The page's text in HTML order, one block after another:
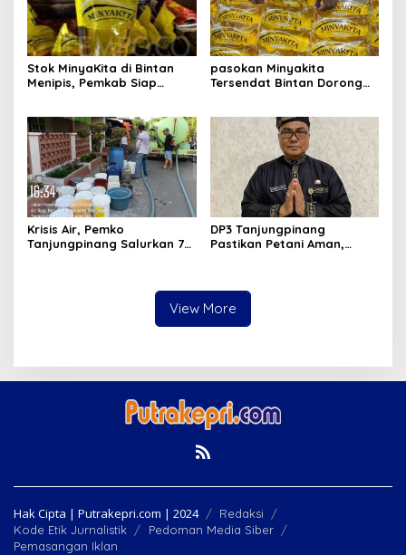
Stok MinyaKita di Bintan
Menipis, Pemkab Siap
pasokan Minyakita
Tersendat Bintan Dorong
Krisis Air, Pemko
Tanjungpinang Salurkan 75
DP3 Tanjungpinang
Pastikan Petani Aman,
View More
Hak Cipta | Putrakepri.com | 2024
Redaksi
Kode Etik Jurnalistik
Pedoman Media Siber
Pemasangan Iklan